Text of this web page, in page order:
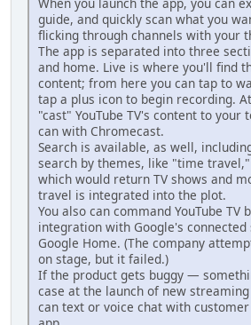
When you launch the app, you can
guide, and quickly scan what you
flicking through channels with your
The app is separated into three
and home. Live is where you'll find
content; from here you can tap to
tap a plus icon to begin recording.
"cast" YouTube TV's content to your
can with Chromecast.
Search is available, as well,
search by themes, like "time
which would return TV shows and
travel is integrated into the plot.
You also can command YouTube TV
integration with Google's connected
Google Home. (The company
on stage, but it failed.)
If the product gets buggy —
case at the launch of new
can text or voice chat with